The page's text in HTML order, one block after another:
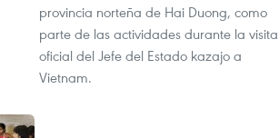
provincia norteña de Hai Duong, como
parte de las actividades durante la visita
oficial del Jefe del Estado kazajo a
Vietnam.